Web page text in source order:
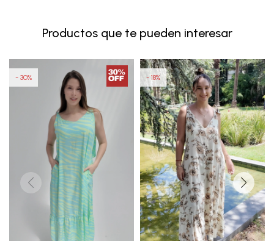
Productos que te pueden interesar
30 18